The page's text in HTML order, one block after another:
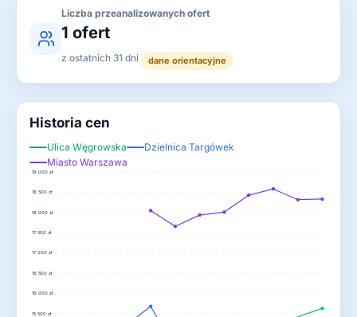
Liczba przeanalizowanych ofert
1 ofert
z ostatnich 31 dni dane orientacyjne
Historia cen
Ulica Węgrowska
Dzielnica Targówek
Miasto Warszawa
15 500 zł
16 000 zł
16 500 zł
17 000 zł
17 500 zł
18 000 zł
18 500 zł
19 000 zł